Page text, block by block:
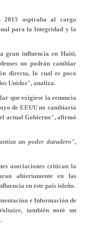
2015 aspiraba al cargo
para la Integridad y la
gran influencia en Haití,
no podrán cambiar
directa, lo cual es poco
Unidos", analiza.
que exigiese la renuncia
de EEUU no cambiaría
el actual Gobierno", afirmó
un poder duradero",
asociaciones critican la
abiertamente en las
en este país isleño.
e Información de
también notó un